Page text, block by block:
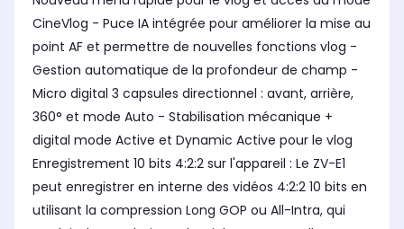
CineVlog - Puce IA intégrée pour améliorer la mise au
point AF et permettre de nouvelles fonctions vlog -
Gestion automatique de la profondeur de champ -
Micro digital 3 capsules directionnel : avant, arrière,
360° et mode Auto - Stabilisation mécanique +
digital mode Active et Dynamic Active pour le vlog
Enregistrement 10 bits 4:2:2 sur l'appareil : Le ZV-E1
peut enregistrer en interne des vidéos 4:2:2 10 bits en
utilisant la compression Long GOP ou All-Intra, qui